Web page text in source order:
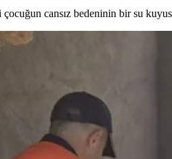
çocuğun cansız bedeninin bir su